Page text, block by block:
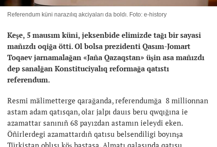
Referendum küni narazılıq akciyaları da boldı. Foto: e-history
Keşe, 5 mausım küni, jeksenbide elimizde tağı bir sayasi
mañızdı oqiğa ötti. Ol bolsa prezidenti Qasım-Jomart
Toqaev jarnamalağan «Jaña Qazaqstan» üşin asa mañızdı
dep sanalğan Konstituciyalıq reformağa qatıstı
referendum.
Resmi mälimetterge qarağanda, referendumğa 8 millionnan
astam adam qatısqan, olar jalpı dauıs beru qwqığına ie
azamattar sanınıñ 68 payızdan astamın ieleydi eken.
Öñirlerdegi azamattardıñ qatısu belsendiligi boyınşa